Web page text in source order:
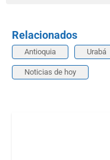
Relacionados
Antioquia Urabá
Noticias de hoy